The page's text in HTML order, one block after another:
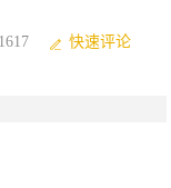
快速评论